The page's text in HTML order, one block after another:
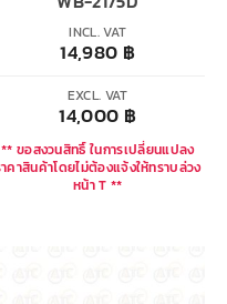
INCL. VAT
14,980 ฿
EXCL. VAT
14,000 ฿
** ขอสงวนสิทธิ์ ในการเปลี่ยนแปลง
คาสินค้าโดยไม่ต้องแจ้งให้ทราบล่วง
หน้า T **